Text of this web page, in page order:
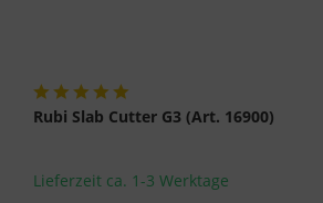
Rubi Slab Cutter G3 (Art. 16900)
Lieferzeit ca. 1-3 Werktage